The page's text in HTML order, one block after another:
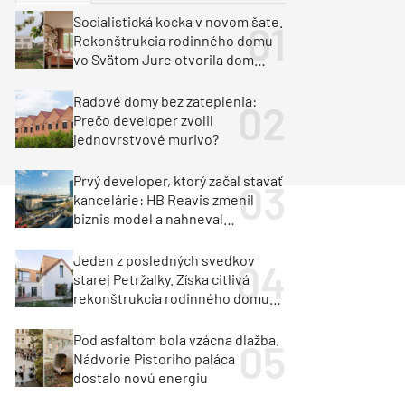
Klimatizácia a vetranie
Milan Murcka
Socialistická kocka v novom šate.
Rekonštrukcia rodinného domu
vo Svätom Jure otvorila dom
Radové domy bez zateplenia:
Prečo developer zvolil
jednovrstvové murivo?
Prvý developer, ktorý začal stavať
kancelárie: HB Reavis zmenil
biznis model a nahneval
Jeden z posledných svedkov
starej Petržalky. Získa citlivá
rekonštrukcia rodinného domu
Pod asfaltom bola vzácna dlažba.
Nádvorie Pistoriho paláca
dostalo novú energiu